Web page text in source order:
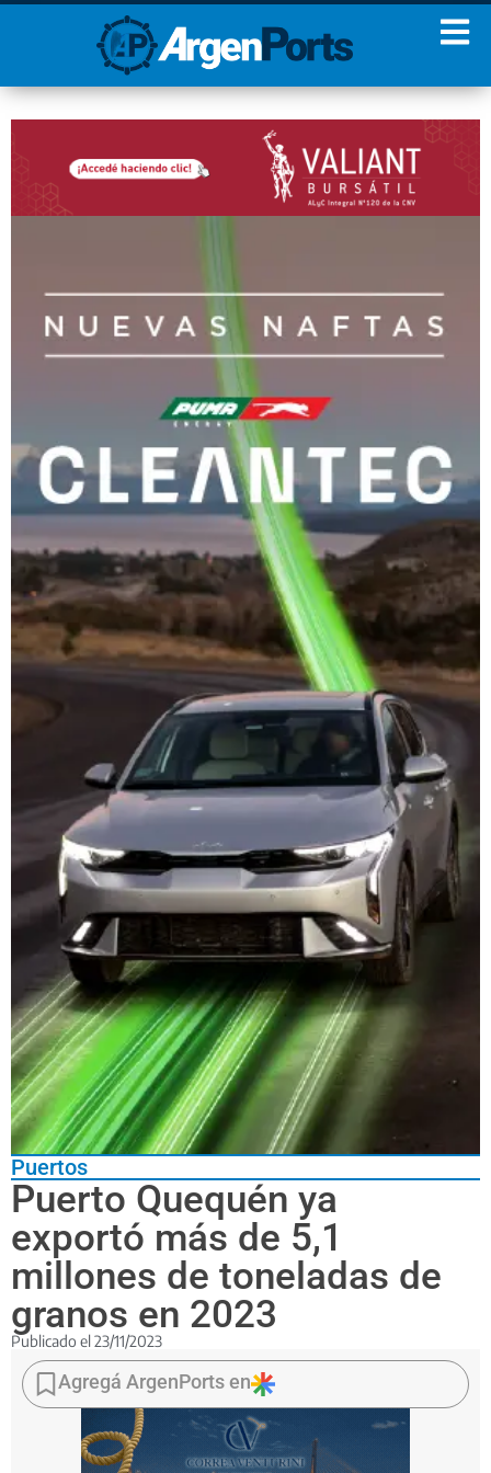
Puertos
Puerto Quequén ya
exportó más de 5,1
millones de toneladas de
granos en 2023
Publicado el 23/11/2023
Las
5.168.181
toneladas
Agregá ArgenPorts en
¡Sumate a nuestro
Newsletter!
Nombre Apellidos
Estoy de acuerdo con las
condiciones y políticas de
privacidad.